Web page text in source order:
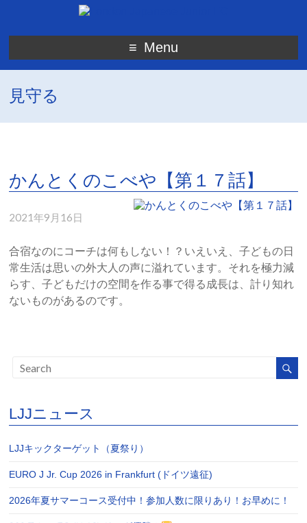
Menu
見守る
かんとくのこべや【第１７話】
2021年9月16日
合宿なのにコーチは何もしない！？いえいえ、子どもの日
常生活は思いの外大人の声に溢れています。それを極力減
らす、子どもだけの空間を作る事で得る成長は、計り知れ
ないものがあるのです。
LJJニュース
LJJキックターゲット（夏祭り）
EURO J Jr. Cup 2026 in Frankfurt (ドイツ遠征)
2026年夏サマーコース受付中！参加人数に限りあり！お早めに！